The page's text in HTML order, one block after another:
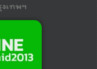
เทพฯ